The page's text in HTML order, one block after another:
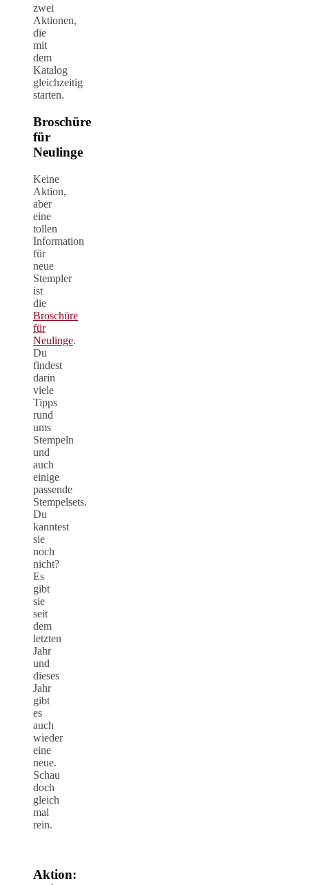
zwei
Aktionen,
die
mit
dem
Katalog
gleichzeitig
starten.
Broschüre
für
Neulinge
Keine
Aktion,
aber
eine
tollen
Information
für
neue
Stempler
ist
die
Broschüre
für
Neulinge.
Du
findest
darin
viele
Tipps
rund
ums
Stempeln
und
auch
einige
passende
Stempelsets.
Du
kanntest
sie
noch
nicht?
Es
gibt
sie
seit
dem
letzten
Jahr
und
dieses
Jahr
gibt
es
auch
wieder
eine
neue.
Schau
doch
gleich
mal
rein.
Aktion: